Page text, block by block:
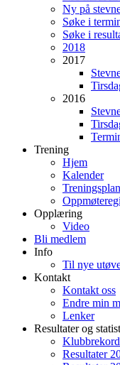
Ny på
Søke i
Søke i
2018
2017
2016
Trening
Hjem
Kalender
Treningsplan
Opplæring
Video
Bli medlem
Info
Til nye
Kontakt
Kontakt oss
Endre min
Lenker
Resultater og
Resultater